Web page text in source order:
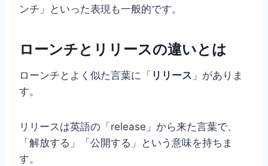
ンチ」といった表現も一般的です。
ローンチとリリースの違いとは
ローンチとよく似た言葉に「 リリース 」がありま
す。
リリースは英語の「release」から来た言葉で、
「解放する」「公開する」という意味を持ちま
す。